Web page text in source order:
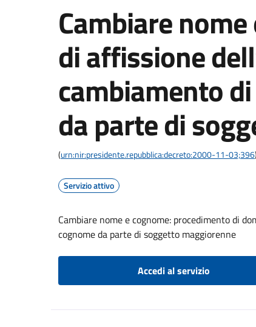
Cambiare
di affissione
cambiamento
da parte di
(urn:nir:presidente.repubblica:decreto:2000-11-03;396)
Servizio attivo
Cambiare nome e cognome: procedimento di
cognome da parte di soggetto maggiorenne
Accedi al servizio